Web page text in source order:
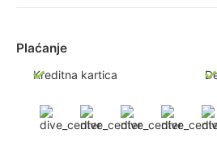
Plaćanje
Kreditna kartica